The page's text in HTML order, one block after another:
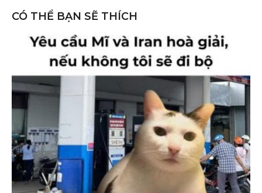
CÓ THỂ BẠN SẼ THÍCH